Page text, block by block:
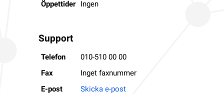
Öppettider Ingen
Support
Telefon 010-510 00 00
Fax Inget faxnummer
E-post Skicka e-post